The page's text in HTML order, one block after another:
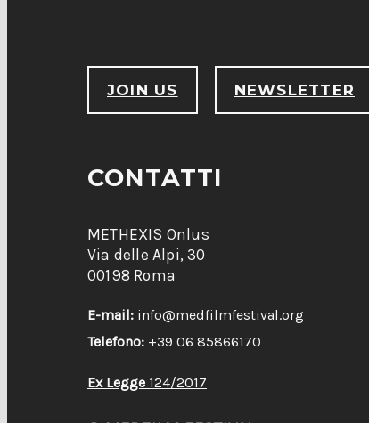
JOIN US NEWSLETTER
CONTATTI
METHEXIS Onlus
Via delle Alpi, 30
00198 Roma
E-mail: info@medfilmfestival.org
Telefono: +39 06 85866170
Ex Legge 124/2017